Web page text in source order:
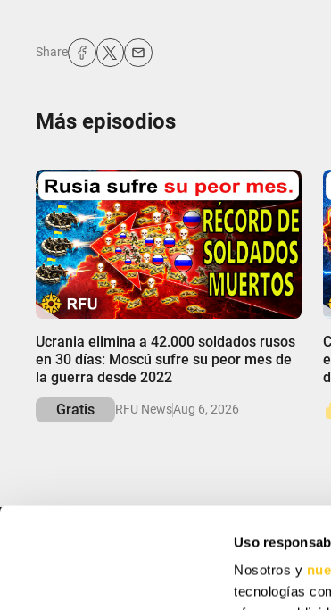
Uso
Nosotros y
tecnologías
Share
Más episodios
Ucrania elimina a 42.000 soldados rusos
en 30 días: Moscú sufre su peor mes de
la guerra desde 2022
Gratis
RFU NewsAug 6, 2026
únicas.